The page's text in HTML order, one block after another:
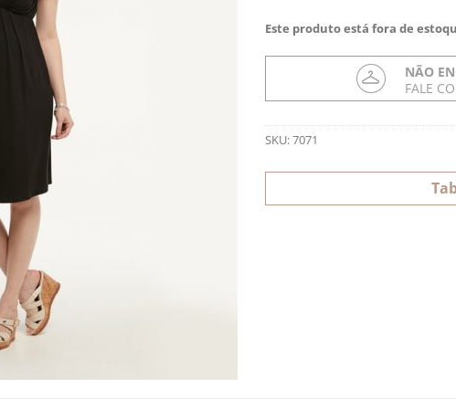
Este produto está fora de
NÃO
FALE
SKU:7071